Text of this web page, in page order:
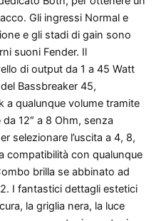
Gli ingressi Normal e
e gli stadi di gain sono
suoni Fender. Il
di output da 1 a 45 Watt
Bassbreaker 45,
qualunque volume tramite
12″ a 8 Ohm, senza
selezionare l’uscita a 4, 8,
compatibilità con qualunque
brilla se abbinato ad
I fantastici dettagli estetici
la griglia nera, la luce